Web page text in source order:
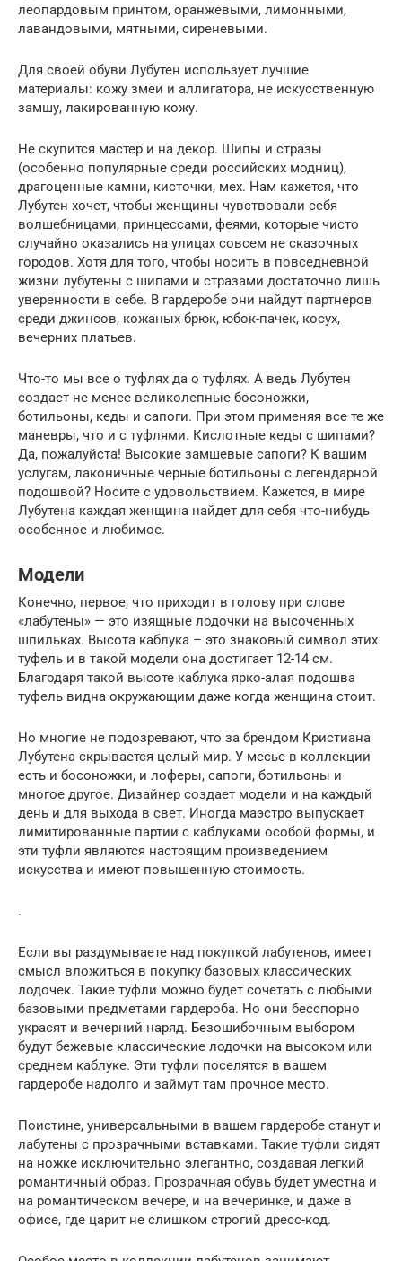
леопардовым принтом, оранжевыми, лимонными,
лавандовыми, мятными, сиреневыми.
Для своей обуви Лубутен использует лучшие
материалы: кожу змеи и аллигатора, не искусственную
замшу, лакированную кожу.
Не скупится мастер и на декор. Шипы и стразы
(особенно популярные среди российских модниц),
драгоценные камни, кисточки, мех. Нам кажется, что
Лубутен хочет, чтобы женщины чувствовали себя
волшебницами, принцессами, феями, которые чисто
случайно оказались на улицах совсем не сказочных
городов. Хотя для того, чтобы носить в повседневной
жизни лубутены с шипами и стразами достаточно лишь
уверенности в себе. В гардеробе они найдут партнеров
среди джинсов, кожаных брюк, юбок-пачек, косух,
вечерних платьев.
Что-то мы все о туфлях да о туфлях. А ведь Лубутен
создает не менее великолепные босоножки,
ботильоны, кеды и сапоги. При этом применяя все те же
маневры, что и с туфлями. Кислотные кеды с шипами?
Да, пожалуйста! Высокие замшевые сапоги? К вашим
услугам, лаконичные черные ботильоны с легендарной
подошвой? Носите с удовольствием. Кажется, в мире
Лубутена каждая женщина найдет для себя что-нибудь
особенное и любимое.
Модели
Конечно, первое, что приходит в голову при слове
«лабутены» — это изящные лодочки на высоченных
шпильках. Высота каблука – это знаковый символ этих
туфель и в такой модели она достигает 12-14 см.
Благодаря такой высоте каблука ярко-алая подошва
туфель видна окружающим даже когда женщина стоит.
Но многие не подозревают, что за брендом Кристиана
Лубутена скрывается целый мир. У месье в коллекции
есть и босоножки, и лоферы, сапоги, ботильоны и
многое другое. Дизайнер создает модели и на каждый
день и для выхода в свет. Иногда маэстро выпускает
лимитированные партии с каблуками особой формы, и
эти туфли являются настоящим произведением
искусства и имеют повышенную стоимость.
.
Если вы раздумываете над покупкой лабутенов, имеет
смысл вложиться в покупку базовых классических
лодочек. Такие туфли можно будет сочетать с любыми
базовыми предметами гардероба. Но они бесспорно
украсят и вечерний наряд. Безошибочным выбором
будут бежевые классические лодочки на высоком или
среднем каблуке. Эти туфли поселятся в вашем
гардеробе надолго и займут там прочное место.
Поистине, универсальными в вашем гардеробе станут и
лабутены с прозрачными вставками. Такие туфли сидят
на ножке исключительно элегантно, создавая легкий
романтичный образ. Прозрачная обувь будет уместна и
на романтическом вечере, и на вечеринке, и даже в
офисе, где царит не слишком строгий дресс-код.